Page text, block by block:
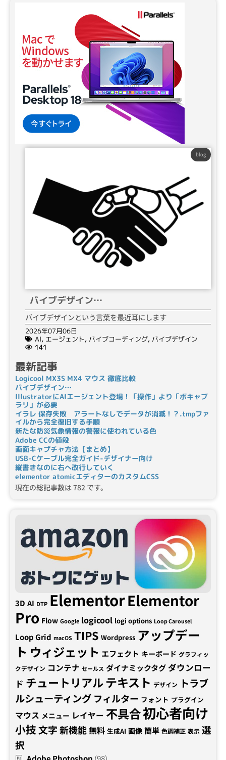
blog
バイブデザイン…
バイブデザインという言葉を最近耳にします
2026年07月06日
AI, エージェント, バイブコーディング, バイブデザイン
141
最新記事
Logicool MX3S MX4 マウス 徹底比較
バイブデザイン…
IllustratorにAIエージェント登場！「操作」より「ボキャブ
ラリ」が必要
イラレ 保存失敗 アラートなしでデータが消滅！？.tmpファ
イルから完全復旧する手順
新たな防災気象情報の警報に使われている色
Adobe CCの値段
画面キャプチャ方法【まとめ】
USB-Cケーブル完全ガイド-デザイナー向け
縦書きなのに右へ改行していく
elementor atomicエディターのカスタムCSS
現在の総記事数は 782 です。
3D AI DTP ElementorElementor
Pro Flow Google logicool logi options Loop Carousel
Loop Grid macOS TIPS Wordpress アップデー
ト ウィジェット エフェクト キーボード グラフィッ
クデザイン コンテナ セールス ダイナミックタグダウンロー
ド チュートリアルテキスト デザイン トラブ
ルシューティング フィルター フォント プラグイン
マウス メニュー レイヤー 不具合初心者向け
小技文字新機能無料 生成AI 画像 簡単 色調補正 表示 選
択